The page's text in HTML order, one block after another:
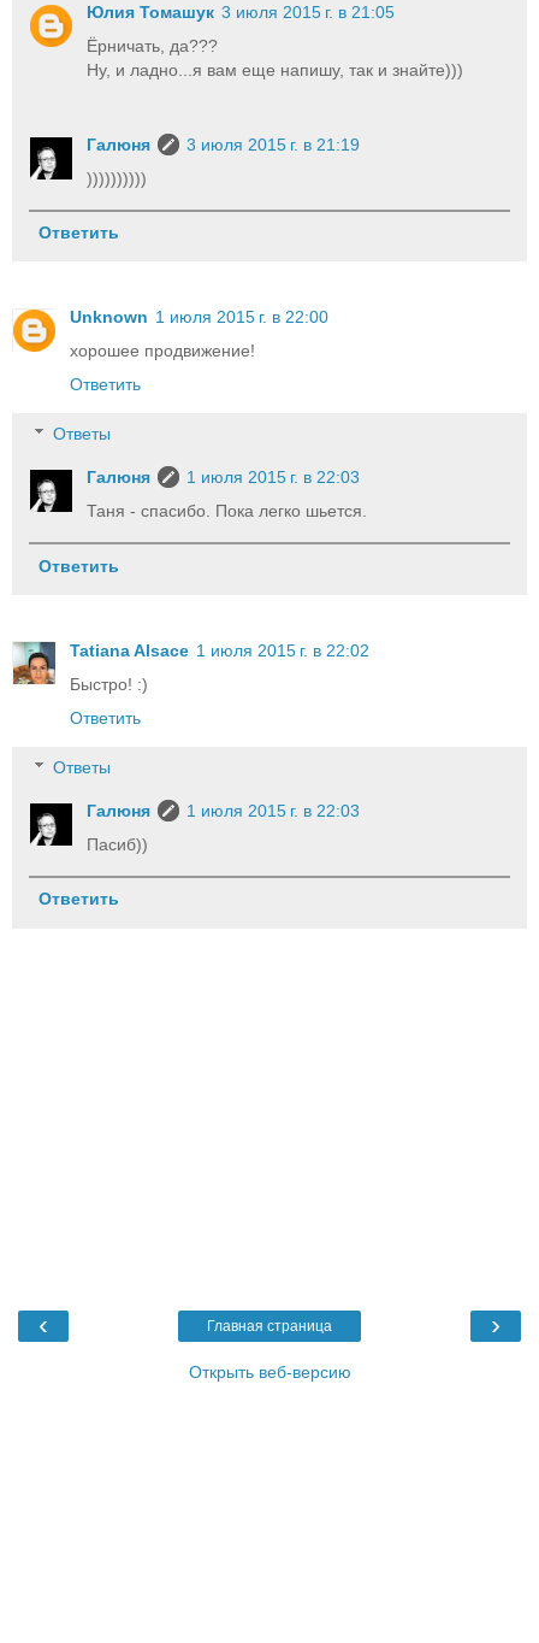
Юлия Томашук 3 июля 2015 г. в 21:05
Ёрничать, да???
Ну, и ладно...я вам еще напишу, так и знайте)))
Галюня
3 июля 2015 г. в 21:19
))))))))))
Ответить
Unknown 1 июля 2015 г. в 22:00
хорошее продвижение!
Ответить
Ответы
Галюня
1 июля 2015 г. в 22:03
Таня - спасибо. Пока легко шьется.
Ответить
Tatiana Alsace 1 июля 2015 г. в 22:02
Быстро! :)
Ответить
Ответы
Галюня
1 июля 2015 г. в 22:03
Пасиб))
Ответить
‹ ›
Главная страница
Открыть веб-версию